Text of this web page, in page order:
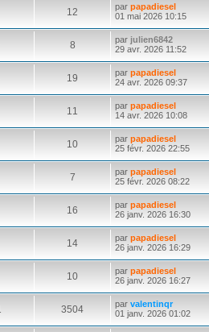
12 parpapadiesel
01 mai 2026 10:15
8 par julien6842
29 avr. 2026 11:52
19 parpapadiesel
24 avr. 2026 09:37
11 parpapadiesel
14 avr. 2026 10:08
10 parpapadiesel
25 févr. 2026 22:55
7 parpapadiesel
25 févr. 2026 08:22
16 parpapadiesel
26 janv. 2026 16:30
14 parpapadiesel
26 janv. 2026 16:29
10 parpapadiesel
26 janv. 2026 16:27
3504 parvalentinqr
01 janv. 2026 01:02